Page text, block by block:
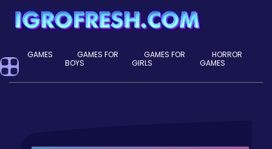
GAMES
GAMES FOR
BOYS
GAMES FOR
GIRLS
HORROR
GAMES